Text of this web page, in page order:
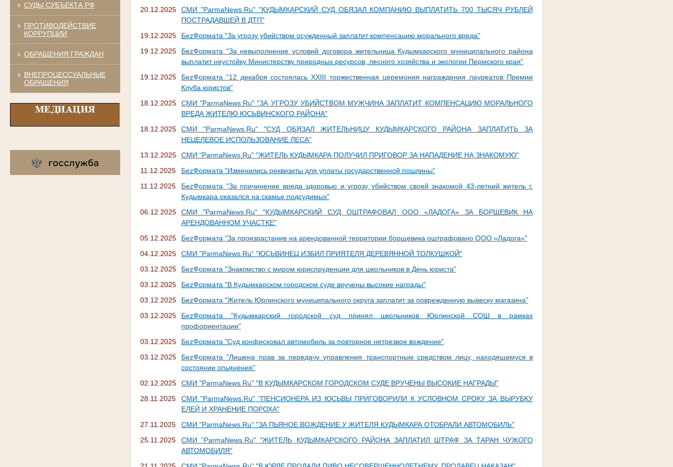
СУДЫ СУБЪЕКТА РФ
ПРОТИВОДЕЙСТВИЕ
КОРРУПЦИИ
ОБРАЩЕНИЯ ГРАЖДАН
ВНЕПРОЦЕССУАЛЬНЫЕ
ОБРАЩЕНИЯ
20.12.2025
СМИ "ParmaNews.Ru" "КУДЫМКАРСКИЙ СУД ОБЯЗАЛ КОМПАНИЮ ВЫПЛАТИТЬ 700 ТЫСЯЧ РУБЛЕЙ
ПОСТРАДАВШЕЙ В ДТП"
19.12.2025
БеzФормата "За угрозу убийством осужденный заплатит компенсацию морального вреда"
19.12.2025
БеzФормата "За невыполнение условий договора жительница Кудымкарского муниципального района
выплатит неустойку Министерству природных ресурсов, лесного хозяйства и экологии Пермского края"
19.12.2025
БеzФормата "12 декабря состоялась XXIII торжественная церемония награждения лауреатов Премии
Клуба юристов"
18.12.2025
СМИ "ParmaNews.Ru" "ЗА УГРОЗУ УБИЙСТВОМ МУЖЧИНА ЗАПЛАТИТ КОМПЕНСАЦИЮ МОРАЛЬНОГО
ВРЕДА ЖИТЕЛЮ ЮСЬВИНСКОГО РАЙОНА"
18.12.2025
СМИ "ParmaNews.Ru" "СУД ОБЯЗАЛ ЖИТЕЛЬНИЦУ КУДЫМКАРСКОГО РАЙОНА ЗАПЛАТИТЬ ЗА
НЕЦЕЛЕВОЕ ИСПОЛЬЗОВАНИЕ ЛЕСА"
13.12.2025
СМИ "ParmaNews.Ru" "ЖИТЕЛЬ КУДЫМКАРА ПОЛУЧИЛ ПРИГОВОР ЗА НАПАДЕНИЕ НА ЗНАКОМУЮ"
11.12.2025
БеzФормата "Изменились реквизиты для уплаты государственной пошлины"
11.12.2025
БеzФормата "За причинение вреда здоровью и угрозу убийством своей знакомой 43-летний житель г.
Кудымкара оказался на скамье подсудимых"
06.12.2025
СМИ "ParmaNews.Ru" "КУДЫМКАРСКИЙ СУД ОШТРАФОВАЛ ООО «ЛАДОГА» ЗА БОРЩЕВИК НА
АРЕНДОВАННОМ УЧАСТКЕ"
05.12.2025
БеzФормата "За произрастание на арендованной территории борщевика оштрафовано ООО «Ладога»"
04.12.2025
СМИ "ParmaNews.Ru" "ЮСЬВИНЕЦ ИЗБИЛ ПРИЯТЕЛЯ ДЕРЕВЯННОЙ ТОЛКУШКОЙ"
03.12.2025
БеzФормата "Знакомство с миром юриспруденции для школьников в День юриста"
03.12.2025
БеzФормата "В Кудымкарском городском суде вручены высокие награды"
03.12.2025
БеzФормата "Житель Юрлинского муниципального округа заплатит за поврежденную вывеску магазина"
03.12.2025
БеzФормата "Кудымкарский городской суд принял школьников Юрлинской СОШ в рамках
профориентации"
03.12.2025
БеzФормата "Суд конфисковал автомобиль за повторное нетрезвое вождение"
03.12.2025
БеzФормата "Лишена прав за передачу управления транспортным средством лицу, находящемуся в
состоянии опьянения"
02.12.2025
СМИ "ParmaNews.Ru" "В КУДЫМКАРСКОМ ГОРОДСКОМ СУДЕ ВРУЧЕНЫ ВЫСОКИЕ НАГРАДЫ"
28.11.2025
СМИ "ParmaNews.Ru" "ПЕНСИОНЕРА ИЗ ЮСЬВЫ ПРИГОВОРИЛИ К УСЛОВНОМ СРОКУ ЗА ВЫРУБКУ
ЕЛЕЙ И ХРАНЕНИЕ ПОРОХА"
27.11.2025
СМИ "ParmaNews.Ru" "ЗА ПЬЯНОЕ ВОЖДЕНИЕ У ЖИТЕЛЯ КУДЫМКАРА ОТОБРАЛИ АВТОМОБИЛЬ"
25.11.2025
СМИ "ParmaNews.Ru" "ЖИТЕЛЬ КУДЫМКАРСКОГО РАЙОНА ЗАПЛАТИЛ ШТРАФ ЗА ТАРАН ЧУЖОГО
АВТОМОБИЛЯ"